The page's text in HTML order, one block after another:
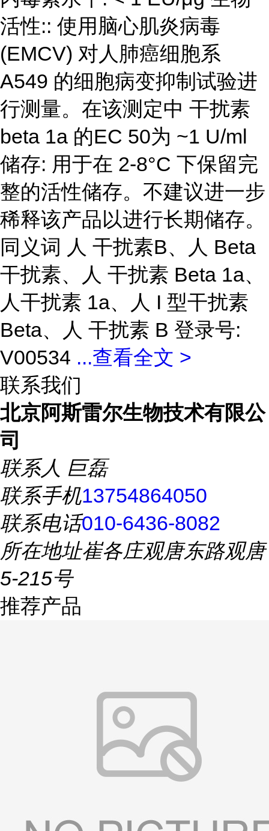
活性:: 使用脑心肌炎病毒
(EMCV) 对人肺癌细胞系
A549 的细胞病变抑制试验进
行测量。在该测定中 干扰素
beta 1a 的EC 50为 ~1 U/ml
储存: 用于在 2-8°C 下保留完
整的活性储存。不建议进一步
稀释该产品以进行长期储存。
同义词 人 干扰素B、人 Beta
干扰素、人 干扰素 Beta 1a、
人干扰素 1a、人 I 型干扰素
Beta、人 干扰素 B 登录号:
V00534 ...查看全文 >
联系我们
北京阿斯雷尔生物技术有限公
司
联系人 巨磊
联系手机13754864050
联系电话010-6436-8082
所在地址崔各庄观唐东路观唐
5-215号
推荐产品